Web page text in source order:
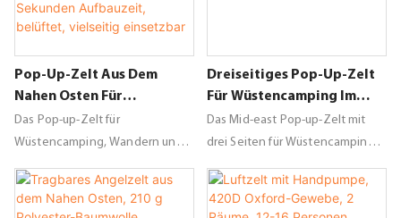
Pop-Up-Zelt Aus Dem
Nahen Osten Für
Wüstencamping, 200 G
Polyester-Baumwolle, 3
Belüftet, Vielseitig
Einsetzbar
Das Pop-up-Zelt für
Wüstencamping, Wandern und
Reisen ist ein praktisches und
robustes Zelt, ideal für Outdoor-
Abenteuer in der Wüste. Dank
Dreiseitiges Pop-Up-Zelt
Für Wüstencamping Im
Nahen Osten, 210D Oxford-
Gewebe, Geräumig,
Das Mid-east Pop-up-Zelt mit
drei Seiten für Wüstencamping
ist ein praktisches und einfach
aufzubauendes Zelt, ideal für
Wüstencamping. Dank der drei